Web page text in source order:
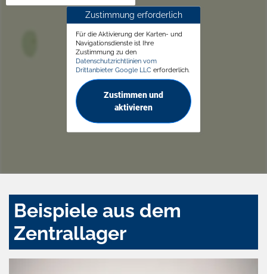
Zustimmung erforderlich
Für die Aktivierung der Karten- und
Navigationsdienste ist Ihre
Zustimmung zu den
Datenschutzrichtlinien vom
Drittanbieter Google LLC erforderlich.
Zustimmen und
aktivieren
Beispiele aus dem
Zentrallager